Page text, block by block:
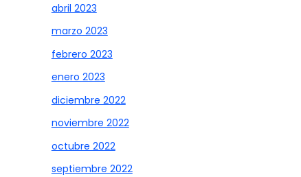
abril 2023
marzo 2023
febrero 2023
enero 2023
diciembre 2022
noviembre 2022
octubre 2022
septiembre 2022